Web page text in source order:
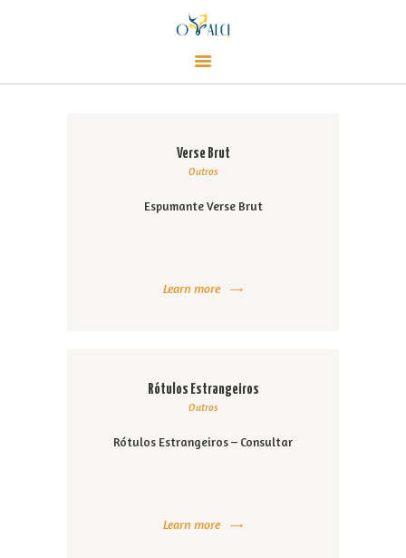
Alci Café
Café, empório e champanharia
Verse Brut
Outros
Espumante Verse Brut
Learn more
Rótulos Estrangeiros
Outros
Rótulos Estrangeiros – Consultar
Learn more